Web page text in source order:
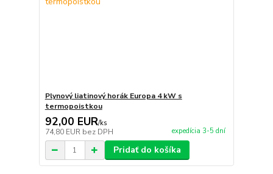
Plynový liatinový horák Europa 4 kW s
termopoistkou
92,00 EUR/ks
74,80 EUR bez DPH expedícia 3-5 dní
Pridať do košíka